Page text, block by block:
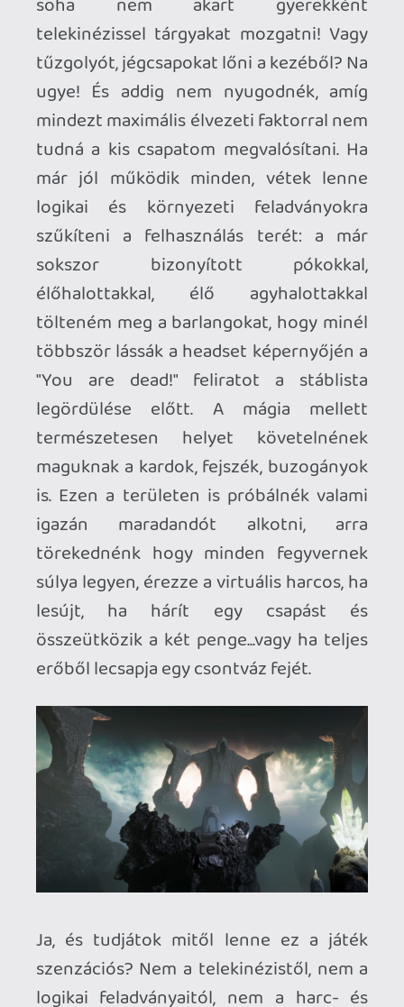
ősjátékosok - és egyben VR-
megszállottak - készítették a többi
játékos számára. De áradna belőle a
végtelen lazaság és könnyedség is: a
főszerepő vicces egysorosokkal
kommentálná a monszták legyőzését
vagy a fantáziavilág begyűjtésre szánt
veszélyes ereklyéi Megazon-
csomagokban taláható plüss figurák,
palacsintasütők, könyvek és DVD-k (Pl:
John Sick, Kill Bull, The Think) lennének.
Kitűnően tükrözné vissza a korszellemet
az olyan apróság is, hogy a
természetfeletti erők a kézfejhez nőtt
mobiltelefonból eredendeztethetőek.
Néhány óra után úgy kerülne le a
headset, hogy az élmény eufóriája és a
hiányérzet egyszerre dolgozna a
vásárlóban: tudnák, hogy valami
különlegeset kaptak - és azt is, milyen
ritka ez a VR-mezőnyben. Abszolút
videójáték.
PLATFORM Lords of Illusion |
FEJLESZTŐ
Lords of Illusion |
MEGJELENÉS2026. április 16. |ÁR29.99
EUR